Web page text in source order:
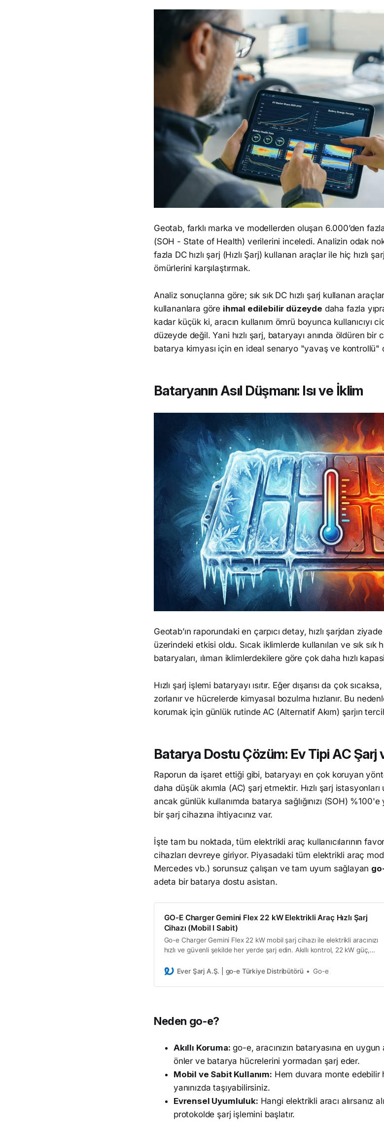
Geotab, farklı marka ve modellerden oluşan 6.000’den
(SOH - State of Health) verilerini inceledi. Analizin odak
fazla DC hızlı şarj (Hızlı Şarj) kullanan araçlar ile hiç hızlı
ömürlerini karşılaştırmak.
Analiz sonuçlarına göre; sık sık DC hızlı şarj kullanan
kullananlara göre ihmal edilebilir düzeyde daha fazla
kadar küçük ki, aracın kullanım ömrü boyunca kullanıcıyı
düzeyde değil. Yani hızlı şarj, bataryayı anında öldüren
batarya kimyası için en ideal senaryo "yavaş ve kontrollü"
Bataryanın Asıl Düşmanı: Isı ve İklim
Geotab’ın raporundaki en çarpıcı detay, hızlı şarjdan ziyade
üzerindeki etkisi oldu. Sıcak iklimlerde kullanılan ve sık sık
bataryaları, ılıman iklimlerdekilere göre çok daha hızlı
Hızlı şarj işlemi bataryayı ısıtır. Eğer dışarısı da çok
zorlanır ve hücrelerde kimyasal bozulma hızlanır. Bu
korumak için günlük rutinde AC (Alternatif Akım) şarjın
Batarya Dostu Çözüm: Ev Tipi AC Şarj
Raporun da işaret ettiği gibi, bataryayı en çok koruyan
daha düşük akımla (AC) şarj etmektir. Hızlı şarj
ancak günlük kullanımda batarya sağlığınızı (SOH)
bir şarj cihazına ihtiyacınız var.
İşte tam bu noktada, tüm elektrikli araç kullanıcılarının
cihazları devreye giriyor. Piyasadaki tüm elektrikli araç
Mercedes vb.) sorunsuz çalışan ve tam uyum sağlayan
adeta bir batarya dostu asistan.
GO-E Charger Gemini Flex 22 kW Elektrikli Araç Hızlı Şarj
Cihazı (Mobil I Sabit)
Go-e Charger Gemini Flex 22 kW mobil şarj cihazı ile elektrikli aracınızı
hızlı ve güvenli şekilde her yerde şarj edin. Akıllı kontrol, 22 kW güç,
Ever Şarj A.Ş. | go-e Türkiye Distribütörü
Go-e
Neden go-e?
Akıllı Koruma: go-e, aracınızın bataryasına en uygun
önler ve batarya hücrelerini yormadan şarj eder.
Mobil ve Sabit Kullanım: Hem duvara monte edebilir
yanınızda taşıyabilirsiniz.
Evrensel Uyumluluk: Hangi elektrikli aracı alırsanız
protokolde şarj işlemini başlatır.